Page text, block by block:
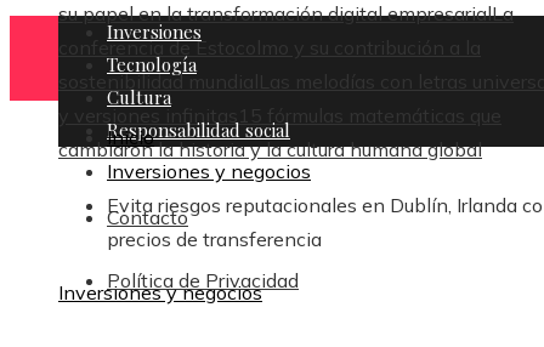
su papel en la transformación digital empresarialLa
conferencia de Estocolmo y su contribución a la
sostenibilidad mundial
Las melodías con letras
y versiones infinitas
15 fórmulas matemáticas que
cambiaron la historia y la cultura humana global
Contacto
Política de Privacidad
Inversiones
Tecnología
Cultura
Responsabilidad social
Inicio
Inversiones y negocios
Evita riesgos reputacionales en Dublín, Irlanda
precios de transferencia
Inversiones y negocios